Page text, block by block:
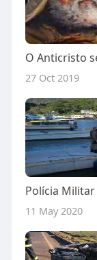
O Anticristo
27 Oct 2019
11 May 2020